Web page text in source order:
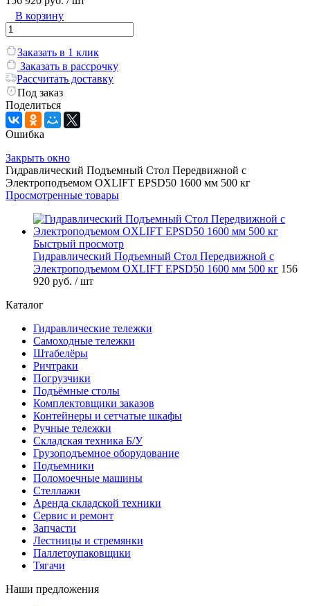
В корзину
Заказать в 1 клик
Заказать в рассрочку
Рассчитать доставку
Под заказ
Поделиться
Ошибка
Закрыть окно
Гидравлический Подъемный Стол Передвижной с
Электроподъемом OXLIFT EPSD50 1600 мм 500 кг
Просмотренные товары
Быстрый просмотр
Гидравлический Подъемный Стол Передвижной с
Электроподъемом OXLIFT EPSD50 1600 мм 500 кг 156
920 руб. / шт
Каталог
Гидравлические тележки
Самоходные тележки
Штабелёры
Ричтраки
Погрузчики
Подъёмные столы
Комплектовщики заказов
Контейнеры и сетчатые шкафы
Ручные тележки
Складская техника Б/У
Грузоподъемное оборудование
Подъемники
Поломоечные машины
Стеллажи
Аренда складской техники
Сервис и ремонт
Запчасти
Лестницы и стремянки
Паллетоупаковщики
Тягачи
Наши предложения